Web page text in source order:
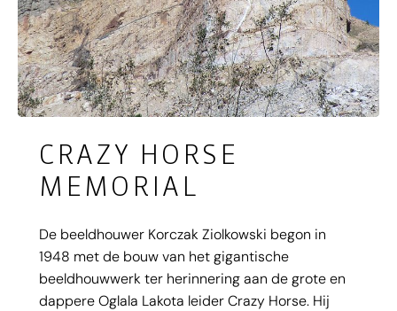
CRAZY HORSE
MEMORIAL
De beeldhouwer Korczak Ziolkowski begon in
1948 met de bouw van het gigantische
beeldhouwwerk ter herinnering aan de grote en
dappere Oglala Lakota leider Crazy Horse. Hij